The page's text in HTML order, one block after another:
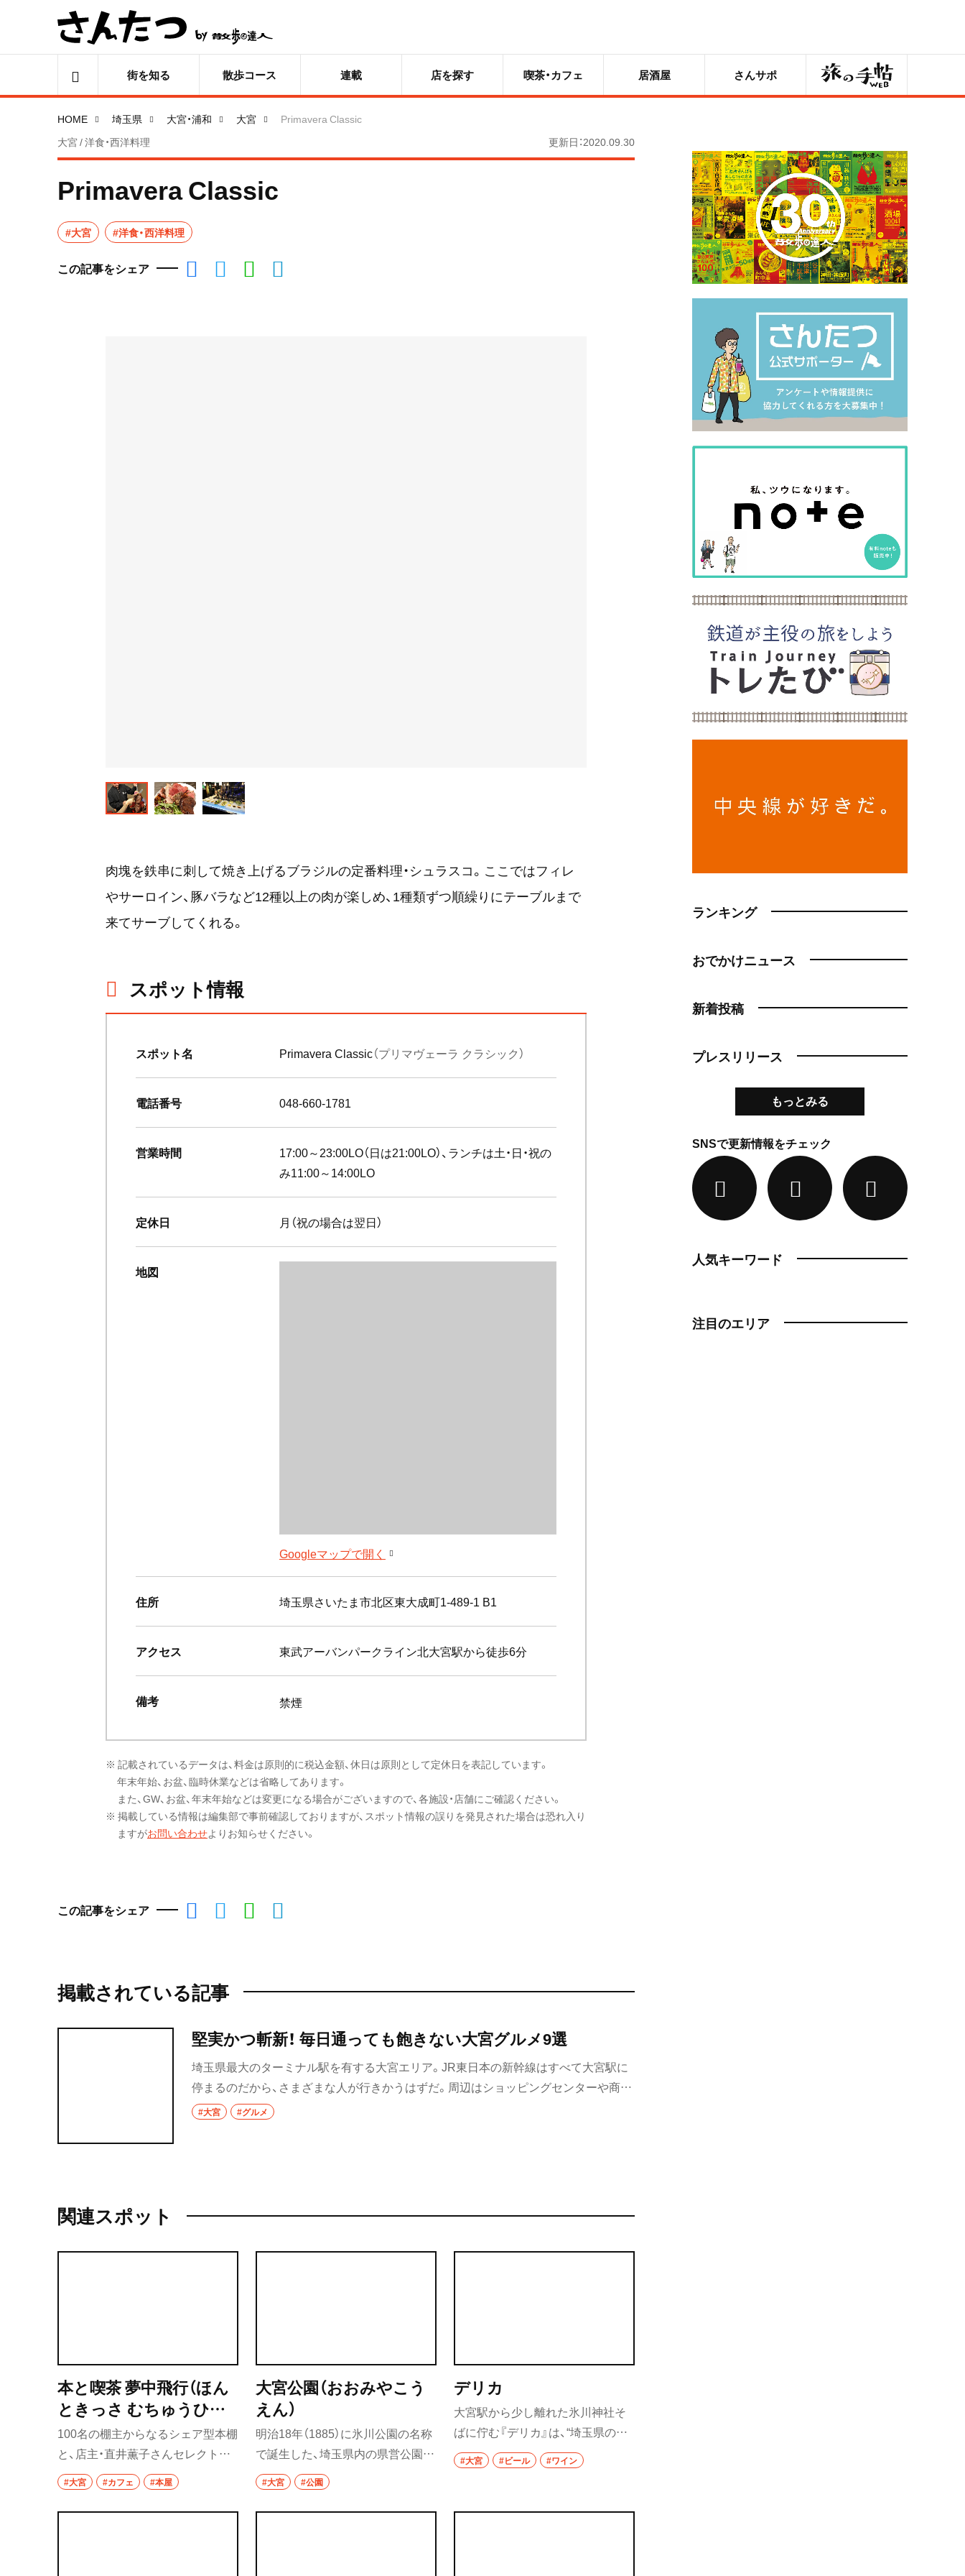
街を知る 散歩コース 連載 店を探す 喫茶・カフェ 居酒屋 さんサポ 旅の手帖
HOME 埼玉県 大宮・浦和 大宮
Primavera Classic
大宮 / 洋食・西洋料理
更新日：2020.09.30
Primavera Classic
#大宮 #洋食・西洋料理
この記事をシェア
肉塊を鉄串に刺して焼き上げるブラジルの定番料理・シュラスコ。ここではフィレ
やサーロイン、豚バラなど12種以上の肉が楽しめ、1種類ずつ順繰りにテーブルまで
来てサーブしてくれる。
スポット情報
スポット名 Primavera Classic（プリマヴェーラ クラシック）
電話番号 048-660-1781
営業時間
17:00～23:00LO（日は21:00LO）、ランチは土・日・祝の
み11:00～14:00LO
定休日 月（祝の場合は翌日）
地図
Googleマップで開く
住所 埼玉県さいたま市北区東大成町1-489-1 B1
アクセス 東武アーバンパークライン北大宮駅から徒歩6分
備考 禁煙
※ 記載されているデータは、料金は原則的に税込金額、休日は原則として定休日を表記しています。
年末年始、お盆、臨時休業などは省略してあります。
また、GW、お盆、年末年始などは変更になる場合がございますので、各施設・店舗にご確認ください。
※ 掲載している情報は編集部で事前確認しておりますが、スポット情報の誤りを発見された場合は恐れ入り
ますがお問い合わせよりお知らせください。
この記事をシェア
掲載されている記事
堅実かつ斬新！ 毎日通っても飽きない大宮グルメ9選
埼玉県最大のターミナル駅を有する大宮エリア。JR東日本の新幹線はすべて大宮駅に
停まるのだから、さまざまな人が行きかうはずだ。周辺はショッピングセンターや商店
街が充実し、グルメもしかり。ふらりと外食先をめぐってみれば、驚きのボリューム、選
#大宮 #グルメ
関連スポット
本と喫茶 夢中飛行（ほん
ときっさ むちゅうひこ
う）
100名の棚主からなるシェア型本棚
と、店主・直井薫子さんセレクトの
新刊の本棚、カフェ、アーティスト
の作品が共存する書店。イベント
も多数開催。
#大宮 #カフェ #本屋
大宮公園（おおみやこう
えん）
明治18年（1885）に氷川公園の名称
で誕生した、埼玉県内の県営公園の
中では最も長い歴史を持つ公園。
ボートに乗ることができる舟遊池
をはじめ、ニホンザルやニホンツキ
#大宮 #公園
デリカ
大宮駅から少し離れた氷川神社そ
ばに佇む『デリカ』は、“埼玉県の素
材を使った小さな飲食店”という看
板どおり、店主が自ら足で集めた食
工房』のビールや、秩父ワイナリー
#大宮 #ビール #ワイン
ランキング
おでかけニュース
新着投稿
プレスリリース
もっとみる
SNSで更新情報をチェック
人気キーワード
注目のエリア